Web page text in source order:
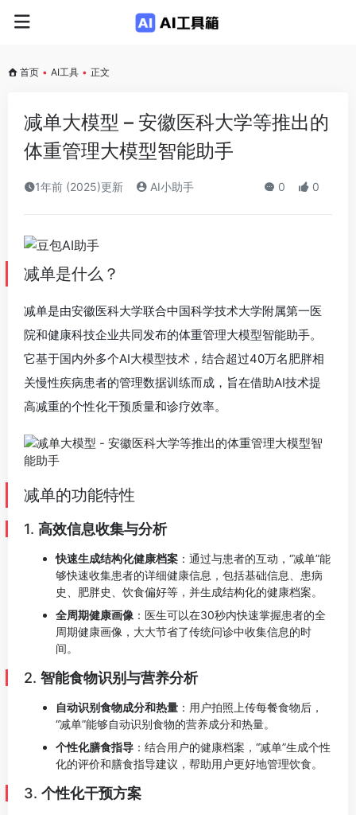
首页 • AI工具 • 正文
减单大模型 – 安徽医科大学等推出的
体重管理大模型智能助手
1年前 (2025)更新 AI小助手 0 0
减单是什么？
减单是由安徽医科大学联合中国科学技术大学附属第一医
院和健康科技企业共同发布的体重管理大模型智能助手。
它基于国内外多个AI大模型技术，结合超过40万名肥胖相
关慢性疾病患者的管理数据训练而成，旨在借助AI技术提
高减重的个性化干预质量和诊疗效率。
减单的功能特性
1. 高效信息收集与分析
快速生成结构化健康档案 ：通过与患者的互动，“减单”能
够快速收集患者的详细健康信息，包括基础信息、患病
史、肥胖史、饮食偏好等，并生成结构化的健康档案。
全周期健康画像 ：医生可以在30秒内快速掌握患者的全
周期健康画像，大大节省了传统问诊中收集信息的时
间。
2. 智能食物识别与营养分析
自动识别食物成分和热量 ：用户拍照上传每餐食物后，
“减单”能够自动识别食物的营养成分和热量。
个性化膳食指导 ：结合用户的健康档案，“减单”生成个性
化的评价和膳食指导建议，帮助用户更好地管理饮食。
3. 个性化干预方案